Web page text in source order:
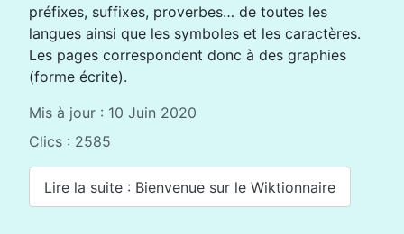
préfixes, suffixes, proverbes… de toutes les
langues ainsi que les symboles et les caractères.
Les pages correspondent donc à des graphies
(forme écrite).
Mis à jour : 10 Juin 2020
Clics : 2585
Lire la suite : Bienvenue sur le Wiktionnaire